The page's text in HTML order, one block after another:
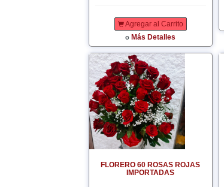
Agregar al Carrito
o Más Detalles
FLORERO 60 ROSAS ROJAS
IMPORTADAS